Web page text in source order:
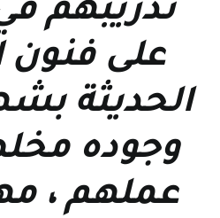
تدريبهم
على فنون
الحديثة
وجوده
عملهم ،